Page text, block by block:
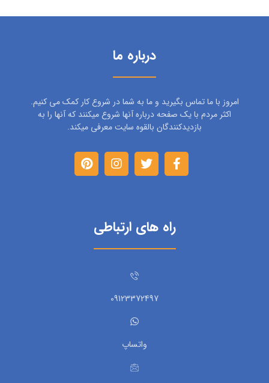
درباره ما
امروز با ما تماس بگیرید و ما به شما در شروع کار کمک می کنیم.
اکثر مردم با یک صفحه درباره آنها شروع میکنند که آنها را به
بازدیدکنندگان بالقوه سایت معرفی میکند.
راه های ارتباطی
09123372497
واتساپ